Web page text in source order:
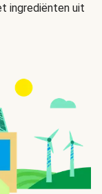
ingrediënten uit